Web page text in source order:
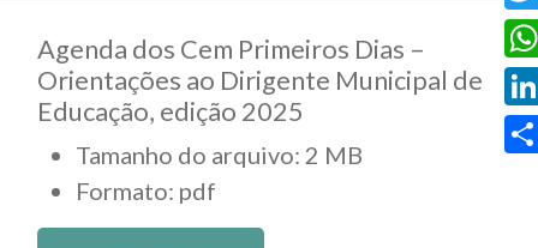
Agenda dos Cem Primeiros Dias –
Orientações ao Dirigente Municipal de
Educação, edição 2025
Tamanho do arquivo: 2 MB
Formato: pdf